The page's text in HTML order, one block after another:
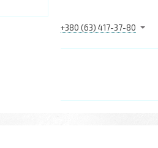
+380 (63) 417-37-80